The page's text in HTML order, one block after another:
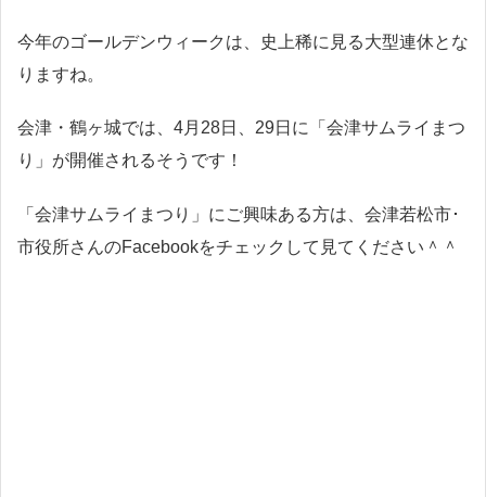
今年のゴールデンウィークは、史上稀に見る大型連休とな
りますね。
会津・鶴ヶ城では、4月28日、29日に「会津サムライまつ
り」が開催されるそうです！
「会津サムライまつり」にご興味ある方は、会津若松市･
市役所さんのFacebookをチェックして見てください＾＾